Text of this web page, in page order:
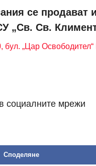
се продават
„Св. Св.
бул. „Цар
социалните мрежи
Споделяне